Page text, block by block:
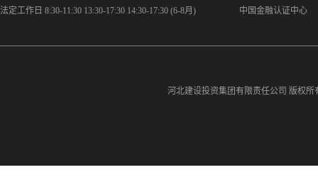
法定工作日 8:30-11:30 13:30-17:30 14:30-17:30 (6-8月) 中国金融认证中心
河北建设投资集团有限责任公司 版权所